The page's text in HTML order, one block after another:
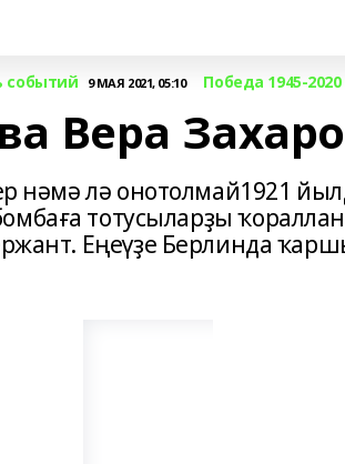
событий 9 МАЯ 2021, 05:10 Победа 1945-2020
Вера
нәмә лә онотолмай1921
тотусыларҙы
Еңеүҙе Берлинда